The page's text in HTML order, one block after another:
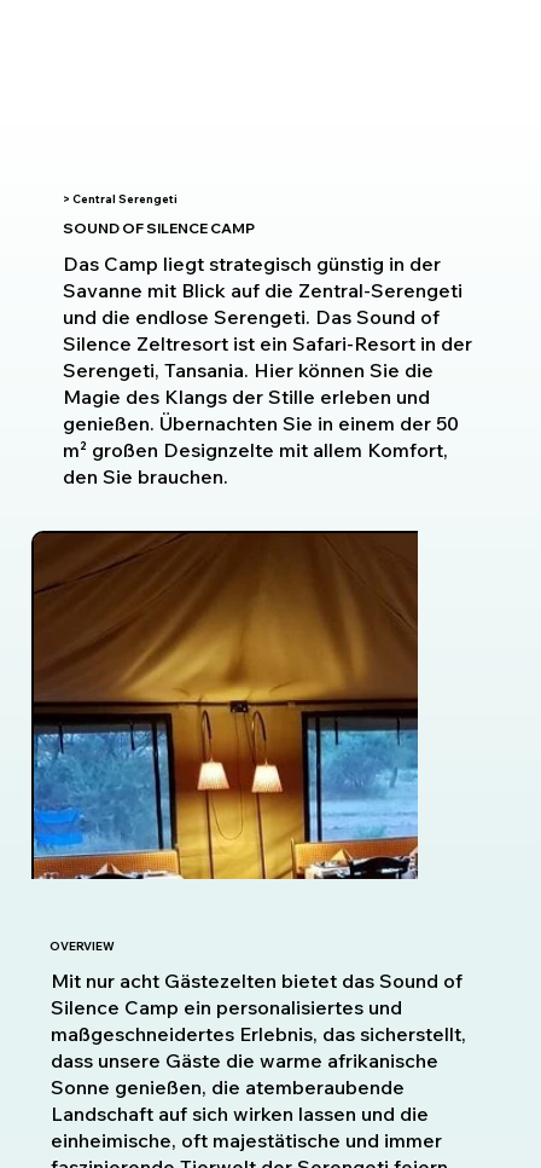
> Central Serengeti
SOUND OF SILENCE CAMP
Das Camp liegt strategisch günstig in der
Savanne mit Blick auf die Zentral-Serengeti
und die endlose Serengeti. Das Sound of
Silence Zeltresort ist ein Safari-Resort in der
Serengeti, Tansania. Hier können Sie die
Magie des Klangs der Stille erleben und
genießen. Übernachten Sie in einem der 50
m² großen Designzelte mit allem Komfort,
den Sie brauchen.
OVERVIEW
Mit nur acht Gästezelten bietet das Sound of
Silence Camp ein personalisiertes und
maßgeschneidertes Erlebnis, das sicherstellt,
dass unsere Gäste die warme afrikanische
Sonne genießen, die atemberaubende
Landschaft auf sich wirken lassen und die
einheimische, oft majestätische und immer